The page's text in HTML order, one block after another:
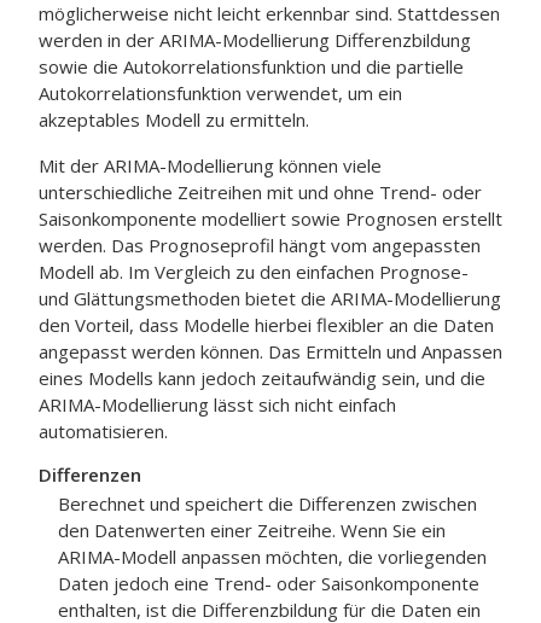
möglicherweise nicht leicht erkennbar sind. Stattdessen
werden in der ARIMA-Modellierung Differenzbildung
sowie die Autokorrelationsfunktion und die partielle
Autokorrelationsfunktion verwendet, um ein
akzeptables Modell zu ermitteln.
Mit der ARIMA-Modellierung können viele
unterschiedliche Zeitreihen mit und ohne Trend- oder
Saisonkomponente modelliert sowie Prognosen erstellt
werden. Das Prognoseprofil hängt vom angepassten
Modell ab. Im Vergleich zu den einfachen Prognose-
und Glättungsmethoden bietet die ARIMA-Modellierung
den Vorteil, dass Modelle hierbei flexibler an die Daten
angepasst werden können. Das Ermitteln und Anpassen
eines Modells kann jedoch zeitaufwändig sein, und die
ARIMA-Modellierung lässt sich nicht einfach
automatisieren.
Differenzen
Berechnet und speichert die Differenzen zwischen
den Datenwerten einer Zeitreihe. Wenn Sie ein
ARIMA-Modell anpassen möchten, die vorliegenden
Daten jedoch eine Trend- oder Saisonkomponente
enthalten, ist die Differenzbildung für die Daten ein